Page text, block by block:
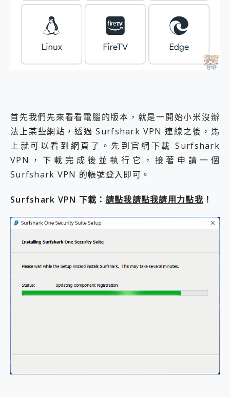
首先我們先來看看電腦的版本，就是一開始小米沒辦
法上某些網站，透過 Surfshark VPN 連線之後，馬
上就可以看到網頁了。先到官網下載 Surfshark
VPN，下載完成後並執行它，接著申請一個
Surfshark VPN 的帳號登入即可。
Surfshark VPN 下載： 請點我請點我請用力點我 ！